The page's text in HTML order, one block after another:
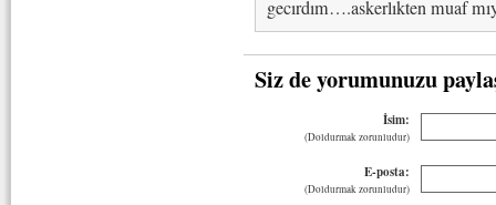
gecırdım….askerlıkten muaf
Siz de yorumunuzu
İsim:
(Doldurmak zorunludur)
E-posta:
(Doldurmak zorunludur)